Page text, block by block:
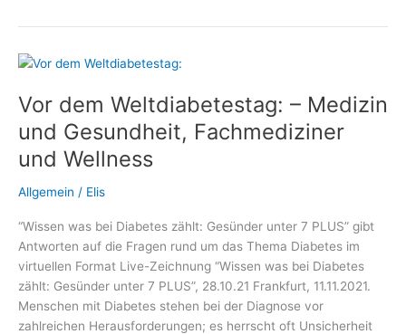
Fußsyndrom
Vor dem Weltdiabetestag: – Medizin
und Gesundheit, Fachmediziner
und Wellness
Allgemein / Elis
“Wissen was bei Diabetes zählt: Gesünder unter 7 PLUS” gibt
Antworten auf die Fragen rund um das Thema Diabetes im
virtuellen Format Live-Zeichnung “Wissen was bei Diabetes
zählt: Gesünder unter 7 PLUS”, 28.10.21 Frankfurt, 11.11.2021.
Menschen mit Diabetes stehen bei der Diagnose vor
zahlreichen Herausforderungen; es herrscht oft Unsicherheit